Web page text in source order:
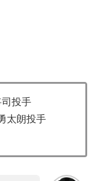
投手
太朗投手